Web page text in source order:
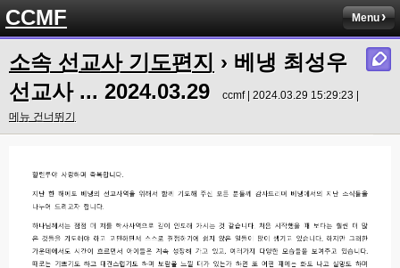
CCMF Menu
소속 선교사 기도편지 › 베냉 최성우
선교사 ... 2024.03.29
ccmf | 2024.03.29 15:29:23 |
메뉴 건너뛰기